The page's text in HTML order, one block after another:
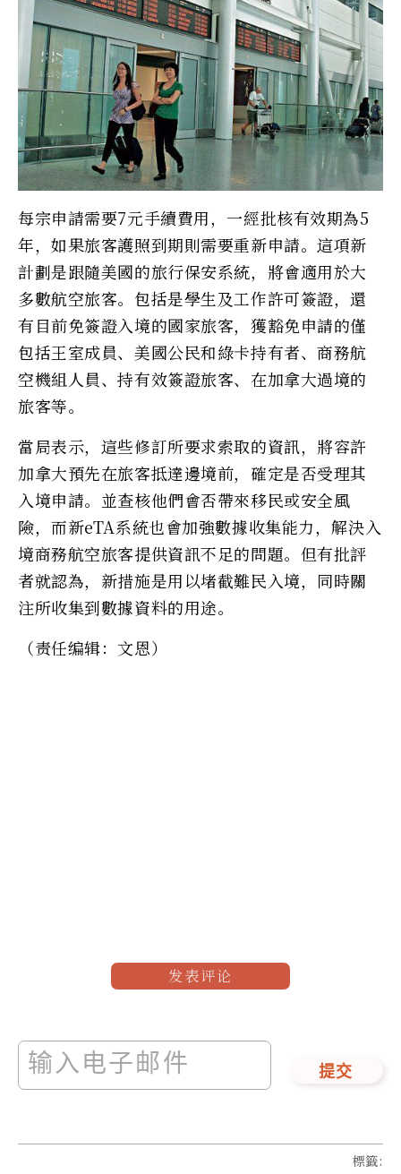
每宗申請需要7元手續費用，一經批核有效期為5
年，如果旅客護照到期則需要重新申請。這項新
計劃是跟隨美國的旅行保安系統，將會適用於大
多數航空旅客。包括是學生及工作許可簽證，還
有目前免簽證入境的國家旅客，獲豁免申請的僅
包括王室成員、美國公民和綠卡持有者、商務航
空機組人員、持有效簽證旅客、在加拿大過境的
旅客等。
當局表示，這些修訂所要求索取的資訊，將容許
加拿大預先在旅客抵達邊境前，確定是否受理其
入境申請。並查核他們會否帶來移民或安全風
險，而新eTA系統也會加強數據收集能力，解決入
境商務航空旅客提供資訊不足的問題。但有批評
者就認為，新措施是用以堵截難民入境，同時關
注所收集到數據資料的用途。
（责任编辑：文恩）
发表评论
提交
標籤: